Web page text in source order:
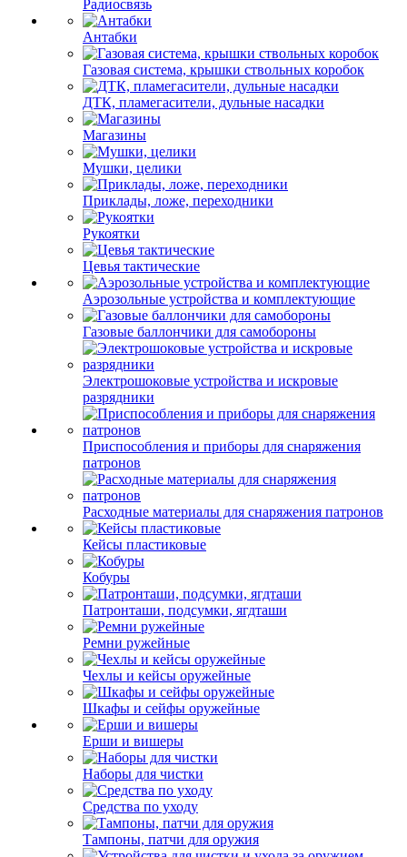
Радиосвязь
Антабки
Газовая система, крышки ствольных коробок
ДТК, пламегасители, дульные насадки
Магазины
Мушки, целики
Приклады, ложе, переходники
Рукоятки
Цевья тактические
Аэрозольные устройства и комплектующие
Газовые баллончики для самобороны
Электрошоковые устройства и искровые
разрядники
Приспособления и приборы для снаряжения
патронов
Расходные материалы для снаряжения патронов
Кейсы пластиковые
Кобуры
Патронташи, подсумки, ягдташи
Ремни ружейные
Чехлы и кейсы оружейные
Шкафы и сейфы оружейные
Ерши и вишеры
Наборы для чистки
Средства по уходу
Тампоны, патчи для оружия